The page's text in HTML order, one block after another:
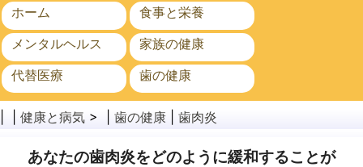
ホーム
食事と栄養
メンタルヘルス
家族の健康
代替医療
歯の健康
がん
公衆衛生と安全
健康と病気 > | 歯の健康 歯肉炎
あなたの歯肉炎をどのように緩和することが